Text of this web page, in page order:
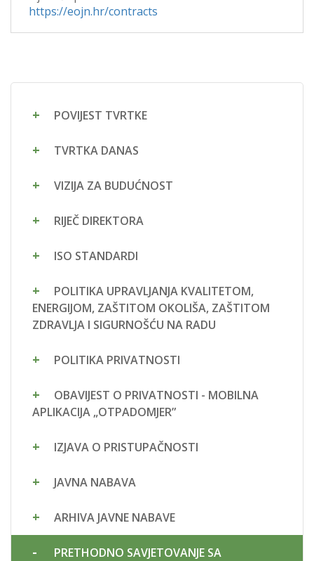
https://eojn.hr/contracts
POVIJEST TVRTKE
TVRTKA DANAS
VIZIJA ZA BUDUĆNOST
RIJEČ DIREKTORA
ISO STANDARDI
POLITIKA UPRAVLJANJA KVALITETOM,
ENERGIJOM, ZAŠTITOM OKOLIŠA, ZAŠTITOM
ZDRAVLJA I SIGURNOŠĆU NA RADU
POLITIKA PRIVATNOSTI
OBAVIJEST O PRIVATNOSTI - MOBILNA
APLIKACIJA „OTPADOMJER”
IZJAVA O PRISTUPAČNOSTI
JAVNA NABAVA
ARHIVA JAVNE NABAVE
PRETHODNO SAVJETOVANJE SA